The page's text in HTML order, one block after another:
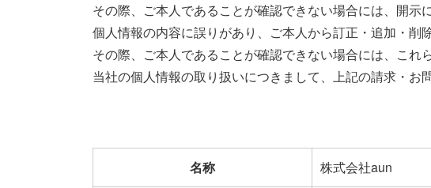
その際、ご本人であることが確認できない場合には、開示
個人情報の内容に誤りがあり、ご本人から訂正・追加・削
その際、ご本人であることが確認できない場合には、これ
当社の個人情報の取り扱いにつきまして、上記の請求・お
名称
株式会社aun